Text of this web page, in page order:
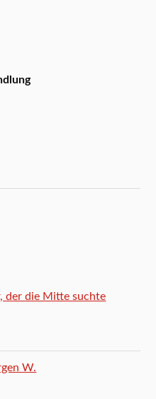
der die Mitte suchte
W.